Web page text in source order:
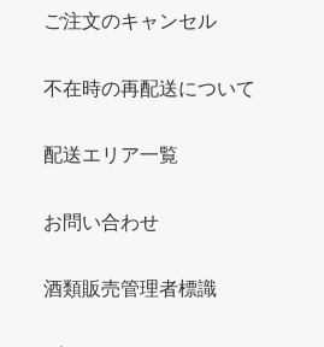
ご注文のキャンセル
不在時の再配送について
配送エリア一覧
お問い合わせ
酒類販売管理者標識